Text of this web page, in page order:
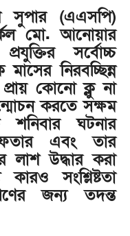
সুপার (এএসপি)
মো. আনোয়ার
সর্বোচ্চ
নিরবচ্ছিন্ন
কোনো ক্লু না
করতে সক্ষম
ঘটনার
এবং তার
লাশ উদ্ধার করা
সংশ্লিষ্টতা
জন্য তদন্ত